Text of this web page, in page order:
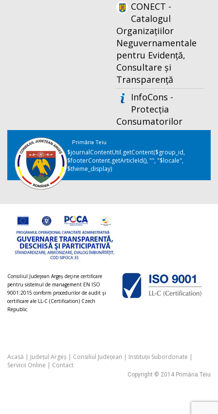
CONECT -
Catalogul
Organizațiilor
Neguvernamentale
pentru Evidență,
Consultare și
Transparență
InfoCons -
Protecția
Consumatorilor
Primăria Teiu
$journalContentUtil.getContent($group_id,
$footerContent.getArticleId(), "", "$locale",
$theme_display)
Consiliul Judeţean Argeș deţine certificare
pentru sistemul de management EN ISO
9001:2015 conform procedurilor de audit şi
certificare ale LL-C (Certification) Czech
Republic
Acasă | Județul Argeș | Consiliul Județean | Instituții Subordonate |
Servicii Online | Contact
Copyright © 2014 Primăria Teiu